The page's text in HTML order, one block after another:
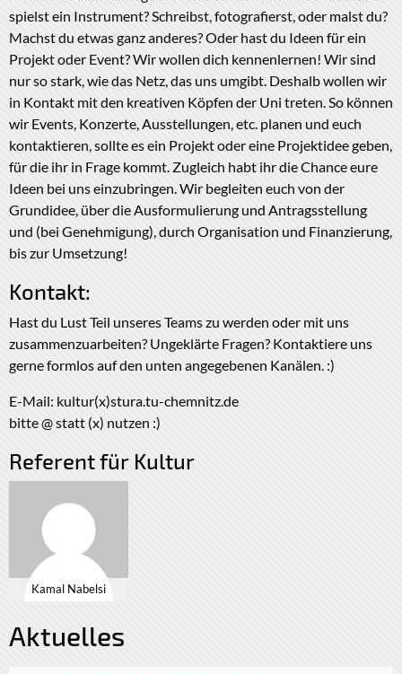
spielst ein Instrument? Schreibst, fotografierst, oder malst du?
Machst du etwas ganz anderes? Oder hast du Ideen für ein
Projekt oder Event? Wir wollen dich kennenlernen! Wir sind
nur so stark, wie das Netz, das uns umgibt. Deshalb wollen wir
in Kontakt mit den kreativen Köpfen der Uni treten. So können
wir Events, Konzerte, Ausstellungen, etc. planen und euch
kontaktieren, sollte es ein Projekt oder eine Projektidee geben,
für die ihr in Frage kommt. Zugleich habt ihr die Chance eure
Ideen bei uns einzubringen. Wir begleiten euch von der
Grundidee, über die Ausformulierung und Antragsstellung
und (bei Genehmigung), durch Organisation und Finanzierung,
bis zur Umsetzung!
Kontakt:
Hast du Lust Teil unseres Teams zu werden oder mit uns
zusammenzuarbeiten? Ungeklärte Fragen? Kontaktiere uns
gerne formlos auf den unten angegebenen Kanälen. :)
E-Mail: kultur(x)stura.tu-chemnitz.de
bitte @ statt (x) nutzen :)
Referent für Kultur
Kamal Nabelsi
Aktuelles